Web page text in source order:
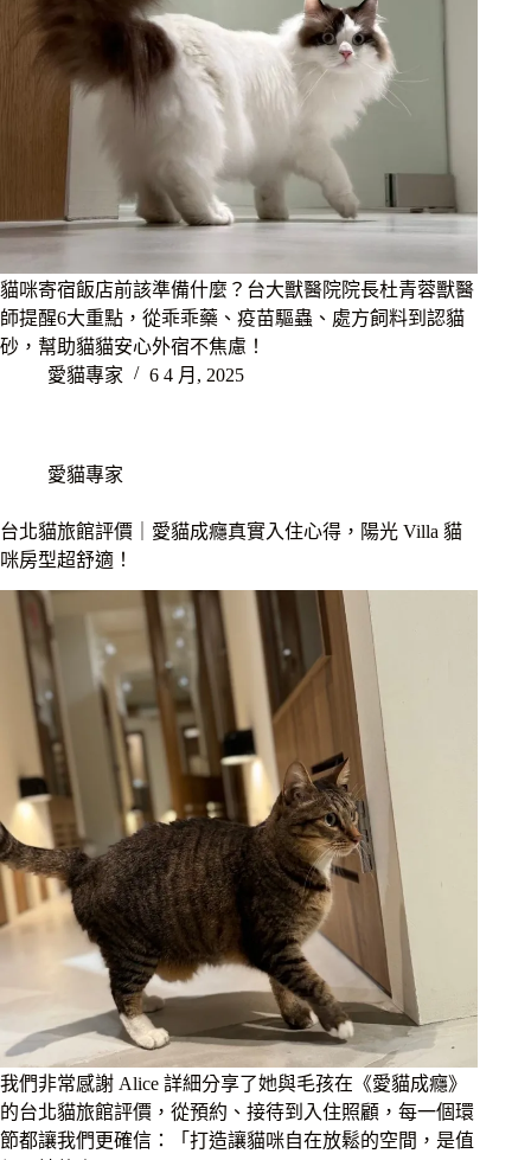
貓咪寄宿飯店前該準備什麼？台大獸醫院院長杜青蓉獸醫
師提醒6大重點，從乖乖藥、疫苗驅蟲、處方飼料到認貓
砂，幫助貓貓安心外宿不焦慮！
愛貓專家
6 4 月, 2025
愛貓專家
台北貓旅館評價｜愛貓成癮真實入住心得，陽光 Villa 貓
咪房型超舒適！
我們非常感謝 Alice 詳細分享了她與毛孩在《愛貓成癮》
的台北貓旅館評價，從預約、接待到入住照顧，每一個環
節都讓我們更確信：「打造讓貓咪自在放鬆的空間，是值